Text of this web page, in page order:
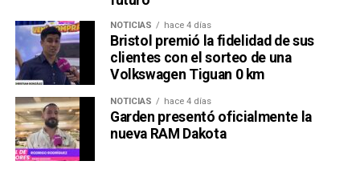
NOTICIAS hace 4 días
Bristol premió la fidelidad de sus
clientes con el sorteo de una
Volkswagen Tiguan 0 km
NOTICIAS hace 4 días
Garden presentó oficialmente la
nueva RAM Dakota